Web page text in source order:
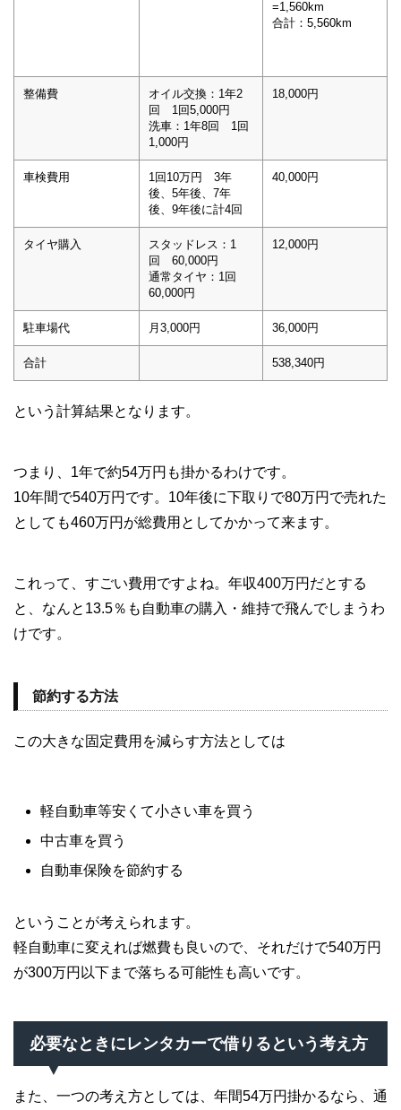
=1,560km
合計：5,560km
整備費
オイル交換：1年2
回 1回5,000円
洗車：1年8回 1回
1,000円
18,000円
車検費用
1回10万円 3年
後、5年後、7年
後、9年後に計4回
40,000円
タイヤ購入
スタッドレス：1
回 60,000円
通常タイヤ：1回
60,000円
12,000円
駐車場代 月3,000円 36,000円
合計 538,340円
という計算結果となります。
つまり、1年で約54万円も掛かるわけです。
10年間で540万円です。10年後に下取りで80万円で売れた
としても460万円が総費用としてかかって来ます。
これって、すごい費用ですよね。年収400万円だとする
と、なんと13.5％も自動車の購入・維持で飛んでしまうわ
けです。
節約する方法
この大きな固定費用を減らす方法としては
軽自動車等安くて小さい車を買う
中古車を買う
自動車保険を節約する
ということが考えられます。
軽自動車に変えれば燃費も良いので、それだけで540万円
が300万円以下まで落ちる可能性も高いです。
必要なときにレンタカーで借りるという考え方
また、一つの考え方としては、年間54万円掛かるなら、通